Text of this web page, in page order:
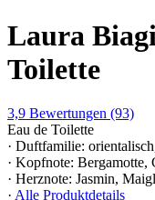
Laura
Toilette
3,9 Bewertungen (93)
Eau de Toilette
· Duftfamilie:
· Kopfnote: Bergamotte,
· Herznote: Jasmin,
· Alle Produktdetails